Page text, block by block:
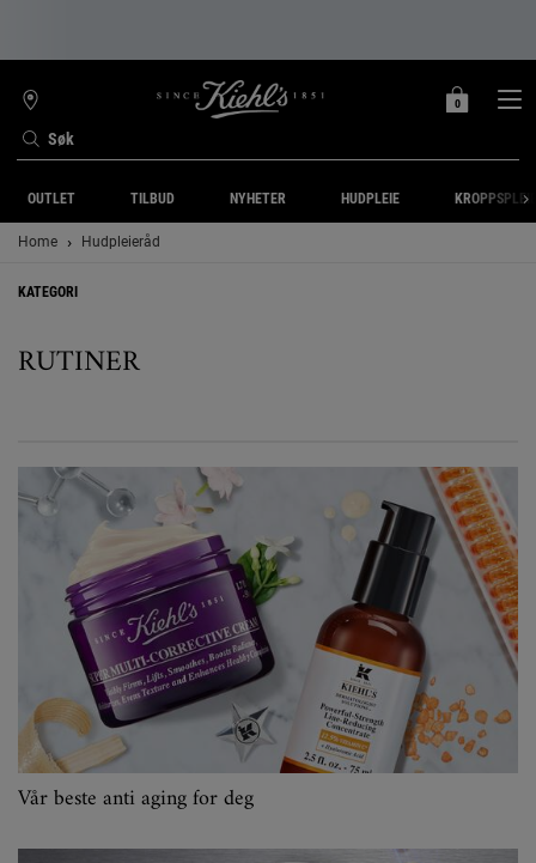
Søk
FINN
BUTIKK
MIN
0
0 PRODUKT
OUTLET TILBUD NYHETER HUDPLEIE KROPPSPLEIE
Home Hudpleieråd
RUTINER
Vår beste anti aging for deg
KATEGORI